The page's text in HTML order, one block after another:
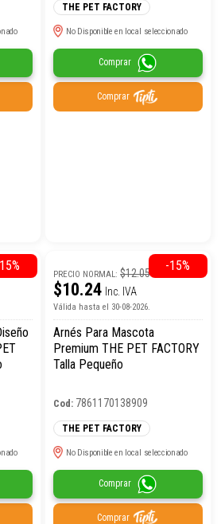
THE PET FACTORY
No Disponible en local seleccionado
Comprar
Comprar
PRECIO NORMAL:$12.05
$10.24 Inc. IVA
Válida hasta el 30-08-2026.
Arnés Para Mascota
Premium THE PET FACTORY
Talla Pequeño
Cod: 7861170138909
THE PET FACTORY
No Disponible en local seleccionado
Comprar
Comprar
-15%